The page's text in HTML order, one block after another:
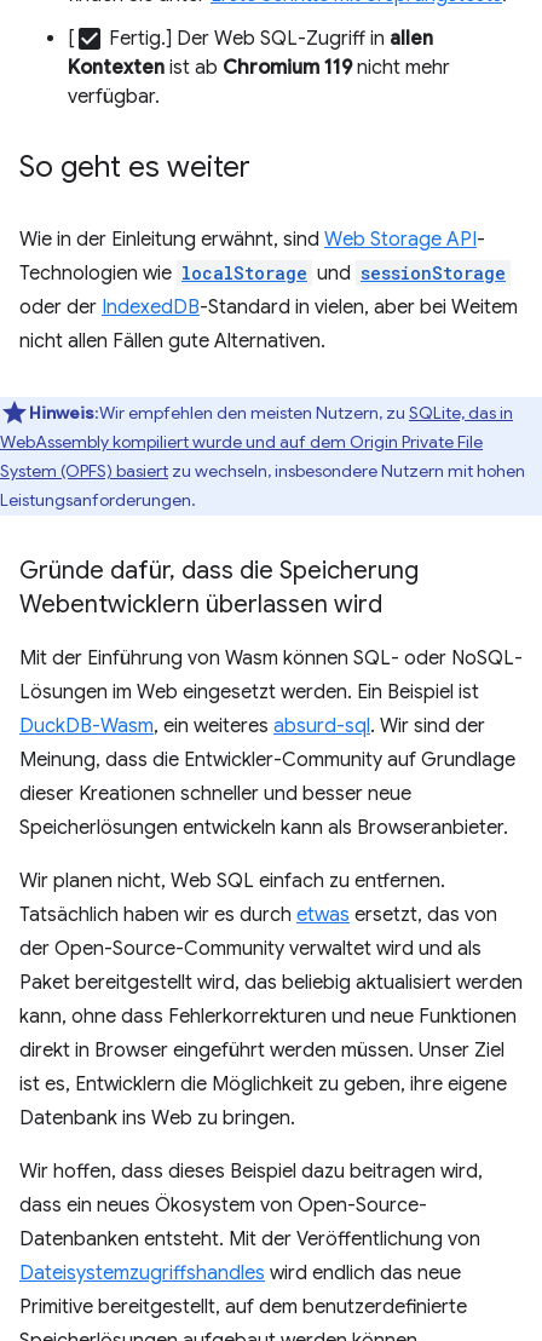
[ check_box Fertig.] Der Web SQL-Zugriff in allen
Kontexten ist ab Chromium 119nicht mehr
verfügbar.
So geht es weiter
Wie in der Einleitung erwähnt, sind Web Storage API-
Technologien wie localStorage und sessionStorage
oder der IndexedDB-Standard in vielen, aber bei Weitem
nicht allen Fällen gute Alternativen.
Hinweis:Wir empfehlen den meisten Nutzern, zu SQLite, das in
WebAssembly kompiliert wurde und auf dem Origin Private File
System (OPFS) basiert zu wechseln, insbesondere Nutzern mit hohen
Leistungsanforderungen.
Gründe dafür, dass die Speicherung
Webentwicklern überlassen wird
Mit der Einführung von Wasm können SQL- oder NoSQL-
Lösungen im Web eingesetzt werden. Ein Beispiel ist
DuckDB-Wasm, ein weiteres absurd-sql. Wir sind der
Meinung, dass die Entwickler-Community auf Grundlage
dieser Kreationen schneller und besser neue
Speicherlösungen entwickeln kann als Browseranbieter.
Wir planen nicht, Web SQL einfach zu entfernen.
Tatsächlich haben wir es durch etwas ersetzt, das von
der Open-Source-Community verwaltet wird und als
Paket bereitgestellt wird, das beliebig aktualisiert werden
kann, ohne dass Fehlerkorrekturen und neue Funktionen
direkt in Browser eingeführt werden müssen. Unser Ziel
ist es, Entwicklern die Möglichkeit zu geben, ihre eigene
Datenbank ins Web zu bringen.
Wir hoffen, dass dieses Beispiel dazu beitragen wird,
dass ein neues Ökosystem von Open-Source-
Datenbanken entsteht. Mit der Veröffentlichung von
Dateisystemzugriffshandles wird endlich das neue
Primitive bereitgestellt, auf dem benutzerdefinierte